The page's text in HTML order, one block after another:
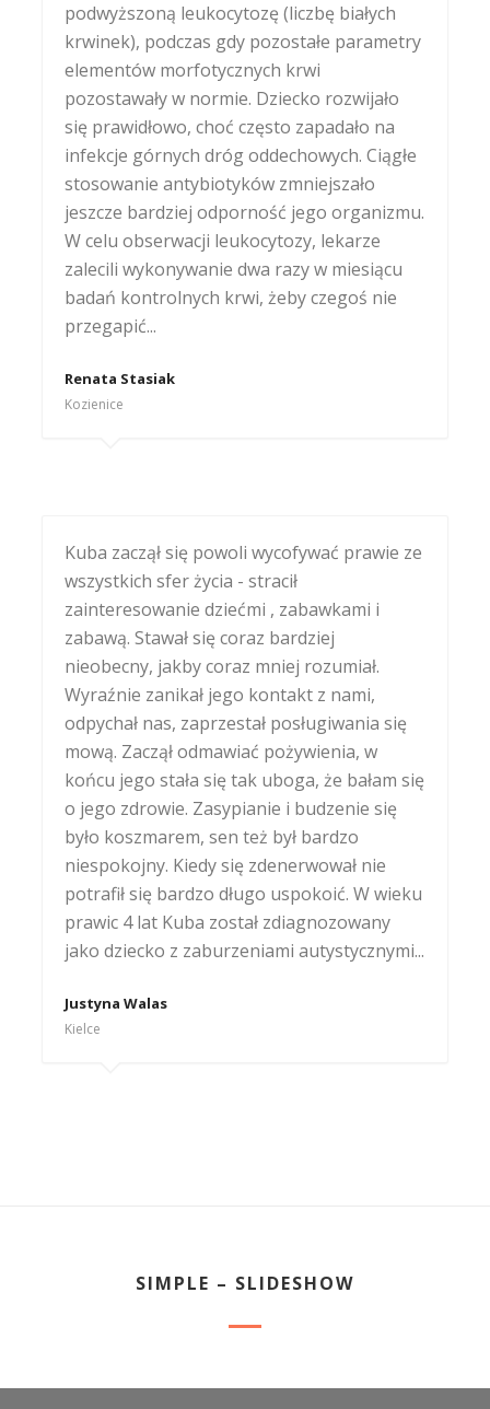
podwyższoną leukocytozę (liczbę białych
krwinek), podczas gdy pozostałe parametry
elementów morfotycznych krwi
pozostawały w normie. Dziecko rozwijało
się prawidłowo, choć często zapadało na
infekcje górnych dróg oddechowych. Ciągłe
stosowanie antybiotyków zmniejszało
jeszcze bardziej odporność jego organizmu.
W celu obserwacji leukocytozy, lekarze
zalecili wykonywanie dwa razy w miesiącu
badań kontrolnych krwi, żeby czegoś nie
przegapić...
Renata Stasiak
Kozienice
Kuba zaczął się powoli wycofywać prawie ze
wszystkich sfer życia - stracił
zainteresowanie dziećmi , zabawkami i
zabawą. Stawał się coraz bardziej
nieobecny, jakby coraz mniej rozumiał.
Wyraźnie zanikał jego kontakt z nami,
odpychał nas, zaprzestał posługiwania się
mową. Zaczął odmawiać pożywienia, w
końcu jego stała się tak uboga, że bałam się
o jego zdrowie. Zasypianie i budzenie się
było koszmarem, sen też był bardzo
niespokojny. Kiedy się zdenerwował nie
potrafił się bardzo długo uspokoić. W wieku
prawic 4 lat Kuba został zdiagnozowany
jako dziecko z zaburzeniami autystycznymi...
Justyna Walas
Kielce
SIMPLE – SLIDESHOW